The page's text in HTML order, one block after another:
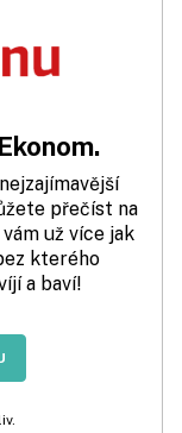
přečíst na
už více jak
kterého
a baví!